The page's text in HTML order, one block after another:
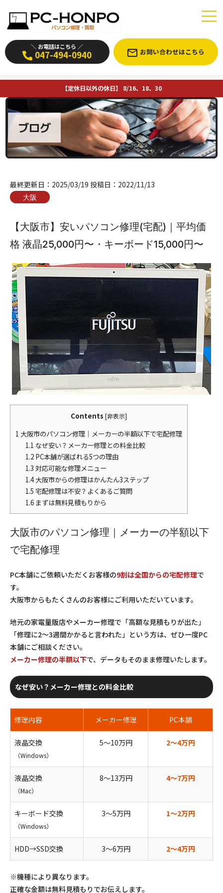
＼ お電話はこちら ／
047-494-0940 お問い合わせはこちら
【定休日以外の休日】 8/16、18、30
ブログ
最終更新日： 2025/03/19 投稿日： 2022/11/13
大阪
【大阪市】安いパソコン修理(宅配)｜平均価
格 液晶25,000円〜・キーボード15,000円〜
Contents [非表示]
1 大阪市のパソコン修理｜メーカーの半額以下で宅配修理
1.1 なぜ安い？メーカー修理との料金比較
1.2PC本舗が選ばれる5つの理由
1.3 対応可能な修理メニュー
1.4大阪市からの修理はかんたん3ステップ
1.5 宅配修理は不安？よくあるご質問
1.6まずは無料見積もりから
大阪市のパソコン修理｜メーカーの半額以下
で宅配修理
PC本舗にご依頼いただくお客様の9割は全国からの宅配修理で
す。
大阪市からもたくさんのお客様にご利用いただいています。
地元の家電量販店やメーカー修理で「高額な見積もりが出た」
「修理に2〜3週間かかると言われた」という方は、ぜひ一度PC
本舗にご相談ください。
メーカー修理の半額以下で、データもそのまま修理いたします。
なぜ安い？メーカー修理との料金比較
修理内容 メーカー修理 PC本舗
液晶交換
（Windows）
5〜10万円 2〜4万円
液晶交換
（Mac）
8〜13万円 4〜7万円
キーボード交換
（Windows）
3〜5万円 1〜2万円
HDD→SSD交換 3〜6万円 2〜4万円
※機種により異なります。
正確な金額は無料見積もりでお伝えします。